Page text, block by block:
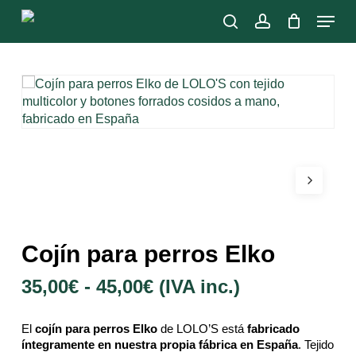
Skip
main
Menu
Cojín para perros Elko
35,00€ - 45,00€Rango
de
precios:
desde
(IVA inc.)
El cojín para perros Elkode LOLO’S está fabricado
íntegramente en nuestra propia fábrica en España. Tejido
Close